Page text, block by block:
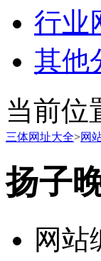
行业
其他
当前位
三体网址大全>网
扬子
网站